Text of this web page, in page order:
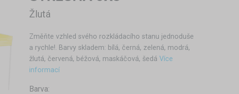
Žlutá
Změňte vzhled svého rozkládacího stanu jednoduše
a rychle!. Barvy skladem: bílá, černá, zelená, modrá,
žlutá, červená, béžová, maskáčová, šedá Více
informací
Barva: